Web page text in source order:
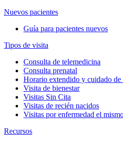
Nuevos pacientes
Guía para pacientes nuevos
Tipos de visita
Consulta de telemedicina
Consulta prenatal
Horario extendido y cuidado de
Visita de bienestar
Visitas Sin Cita
Visitas de recién nacidos
Visitas por enfermedad el
Recursos